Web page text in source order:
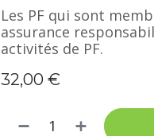
Les PF qui sont
assurance
activités de PF.
32,00 €